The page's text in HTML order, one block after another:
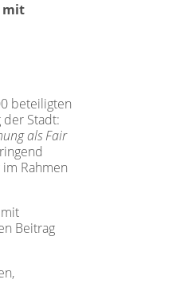
mit
beteiligten
Stadt:
als Fair
Rahmen
mit
Beitrag